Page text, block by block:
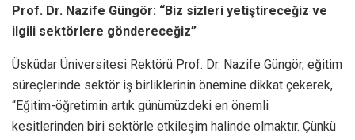
Prof. Dr. Nazife Güngör: “Biz sizleri yetiştireceğiz ve
ilgili sektörlere göndereceğiz”
Üsküdar Üniversitesi Rektörü Prof. Dr. Nazife Güngör, eğitim
süreçlerinde sektör iş birliklerinin önemine dikkat çekerek,
“Eğitim-öğretimin artık günümüzdeki en önemli
kesitlerinden biri sektörle etkileşim halinde olmaktır. Çünkü